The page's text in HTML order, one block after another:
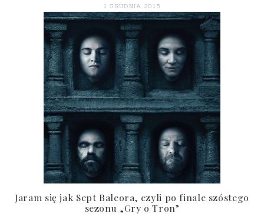
1 GRUDNIA 2015
Jaram się jak Sept Baleora, czyli po finale szóstego
sezonu „Gry o Tron”